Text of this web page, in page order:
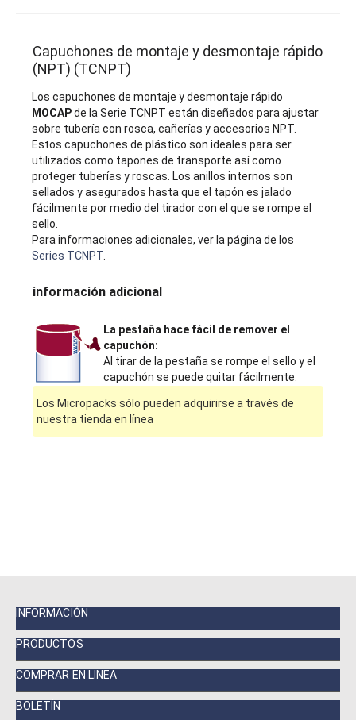
Capuchones de montaje y desmontaje rápido
(NPT) (TCNPT)
Los capuchones de montaje y desmontaje rápido
MOCAPde la Serie TCNPT están diseñados para ajustar
sobre tubería con rosca, cañerías y accesorios NPT.
Estos capuchones de plástico son ideales para ser
utilizados como tapones de transporte así como
proteger tuberías y roscas. Los anillos internos son
sellados y asegurados hasta que el tapón es jalado
fácilmente por medio del tirador con el que se rompe el
sello.
Para informaciones adicionales, ver la página de los
Series TCNPT
información adicional
La pestaña hace fácil de remover el
capuchón:
Al tirar de la pestaña se rompe el sello y el
capuchón se puede quitar fácilmente.
Los Micropacks sólo pueden adquirirse a través de
nuestra tienda en línea
INFORMACIÓN
PRODUCTOS
COMPRAR EN LINEA
BOLETÍN